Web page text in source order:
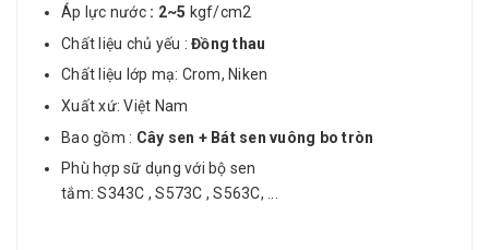
Áp lực nước: 2~5 kgf/cm2
Chất liệu chủ yếu : Đồng thau
Chất liệu lớp mạ: Crom, Niken
Xuất xứ: Việt Nam
Bao gồm : Cây sen + Bát sen vuông bo tròn
Phù hợp sữ dụng với bộ sen
tắm: S343C , S573C , S563C, ...